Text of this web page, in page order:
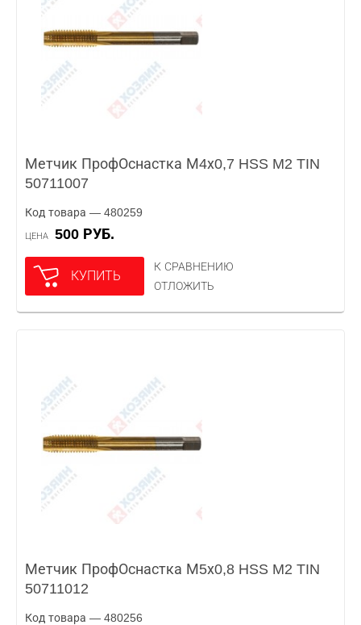
Метчик ПрофОснастка М4х0,7 HSS M2 TIN
50711007
Код товара — 480259
ЦЕНА 500 РУБ.
КУПИТЬ
К СРАВНЕНИЮ
ОТЛОЖИТЬ
Метчик ПрофОснастка М5х0,8 HSS M2 TIN
50711012
Код товара — 480256